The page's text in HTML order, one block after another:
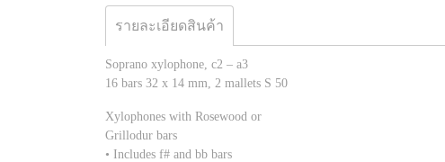
รายละเอียดสินค้า
Soprano xylophone, c2 – a3
16 bars 32 x 14 mm, 2 mallets S 50
Xylophones with Rosewood or
Grillodur bars
• Includes f# and bb bars